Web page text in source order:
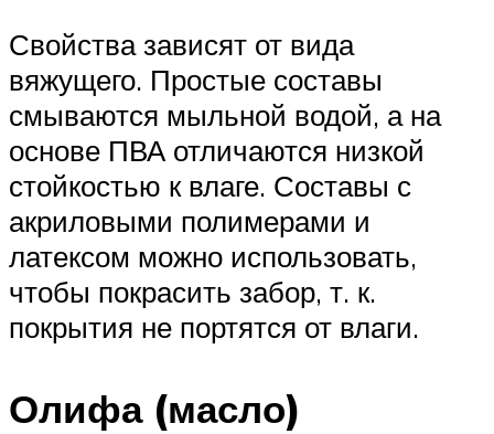
Свойства зависят от вида
вяжущего. Простые составы
смываются мыльной водой, а на
основе ПВА отличаются низкой
стойкостью к влаге. Составы с
акриловыми полимерами и
латексом можно использовать,
чтобы покрасить забор, т. к.
покрытия не портятся от влаги.
Олифа (масло)